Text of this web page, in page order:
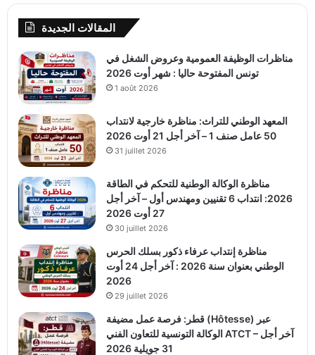
المقالات الجديدة
مناظرات الوظيفة العمومية وعروض الشغل في
تونس المفتوحة حاليا : شهر أوت 2026
1 août 2026
المعهد الوطني للتراث: مناظرة خارجية لانتداب
50 عامل صنف 1 – آخر أجل 21 أوت 2026
31 juillet 2026
مناظرة الوكالة الوطنية للتحكم في الطاقة
2026: انتداب 6 تقنيين ومهندس أول – آخر أجل
27 أوت 2026
30 juillet 2026
مناظرة إنتداب عرفاء ذكور بسلك الحرس
الوطني بعنوان سنة 2026 : آخر أجل 24 أوت
2026
29 juillet 2026
قطر: فرصة عمل مضيفة (Hôtesse) عبر
الوكالة التونسية للتعاون الفني ATCT – آخر أجل
31 جويلية 2026